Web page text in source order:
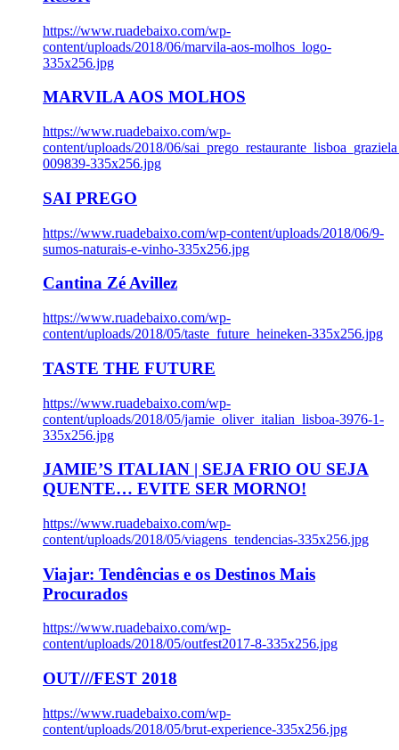
https://www.ruadebaixo.com/wp-
content/uploads/2018/06/marvila-aos-molhos_logo-
335x256.jpg
MARVILA AOS MOLHOS
https://www.ruadebaixo.com/wp-
content/uploads/2018/06/
009839-335x256.jpg
SAI PREGO
https://www.ruadebaixo.com/wp-content/uploads/2018/06/9-
sumos-naturais-e-vinho-335x256.jpg
Cantina Zé Avillez
https://www.ruadebaixo.com/wp-
content/uploads/2018/05/taste_future_heineken-335x256.jpg
TASTE THE FUTURE
https://www.ruadebaixo.com/wp-
content/uploads/2018/05/jamie_oliver_italian_lisboa-3976-1-
335x256.jpg
JAMIE’S ITALIAN | SEJA FRIO OU SEJA
QUENTE… EVITE SER MORNO!
https://www.ruadebaixo.com/wp-
content/uploads/2018/05/viagens_tendencias-335x256.jpg
Viajar: Tendências e os Destinos Mais
Procurados
https://www.ruadebaixo.com/wp-
content/uploads/2018/05/outfest2017-8-335x256.jpg
OUT///FEST 2018
https://www.ruadebaixo.com/wp-
content/uploads/2018/05/brut-experience-335x256.jpg